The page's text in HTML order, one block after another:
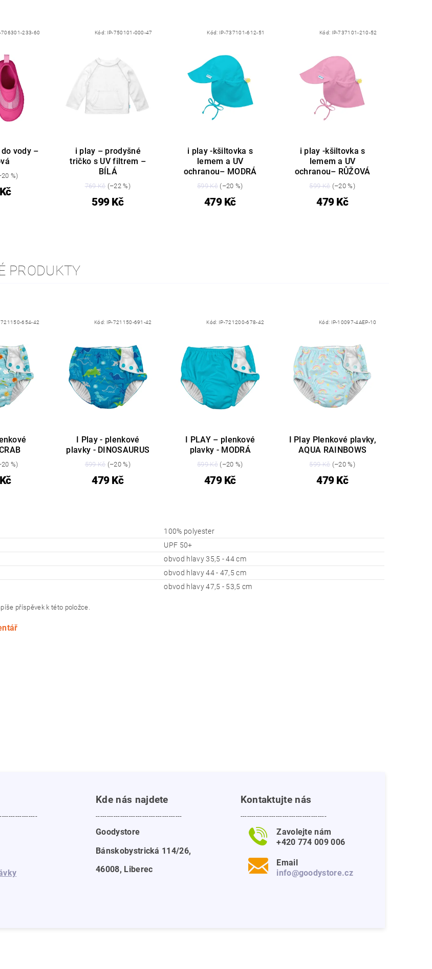
706301-233-60
vody –
%)
Kód: IP-750101-000-47
i play – prodyšné
tričko s UV filtrem –
BÍLÁ
769 Kč(–22 %)
599 Kč
Kód: IP-737101-612-51
i play -kšiltovka s
lemem a UV
ochranou– MODRÁ
599 Kč(–20 %)
479 Kč
Kód: IP-737101-210-52
i play -kšiltovka s
lemem a UV
ochranou– RŮŽOVÁ
599 Kč (–20 %)
479 Kč
PRODUKTY
721150-654-42
%)
Kód: IP-721150-691-42
I Play - plenkové
plavky - DINOSAURUS
599 Kč(–20 %)
479 Kč
Kód: IP-721200-678-42
I PLAY – plenkové
plavky - MODRÁ
599 Kč(–20 %)
479 Kč
Kód: IP-10097-4AEP-10
I Play Plenkové plavky,
AQUA RAINBOWS
599 Kč (–20 %)
479 Kč
100% polyester
UPF 50+
obvod hlavy 35,5 - 44 cm
obvod hlavy 44 - 47,5 cm
obvod hlavy 47,5 - 53,5 cm
příspěvek k této položce.
Kde nás najdete
---------------------------------------
Goodystore
Bánskobystrická 114/26,
46008, Liberec
Kontaktujte nás
---------------------------------------
Zavolejte nám
+420 774 009 006
Email
info@goodystore.cz